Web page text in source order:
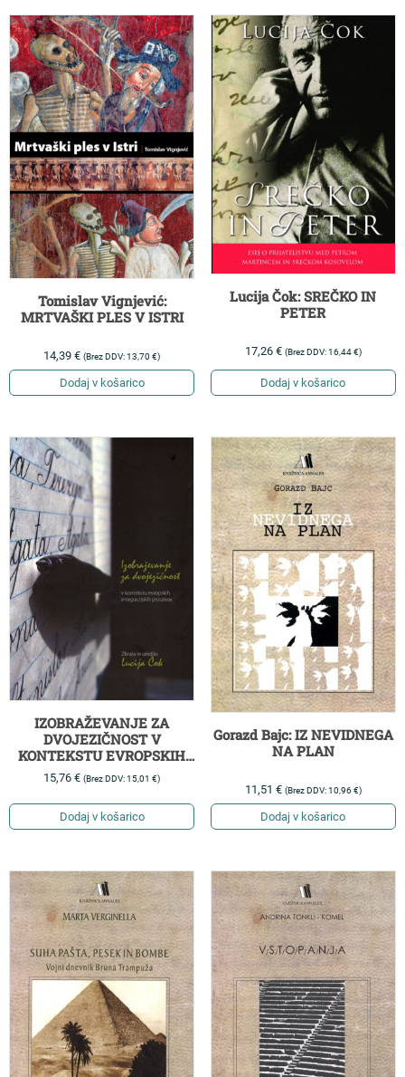
Tomislav Vignjević:
MRTVAŠKI PLES V ISTRI
14,39€ (Brez DDV:13,70€)
Dodaj v košarico
Lucija Čok: SREČKO IN
PETER
17,26 € (Brez DDV:16,44€)
Dodaj v košarico
IZOBRAŽEVANJE ZA
DVOJEZIČNOST V
KONTEKSTU EVROPSKIH
INTEGRACIJSKIH
PROCESOV
15,76€ (Brez DDV:15,01€)
Dodaj v košarico
Gorazd Bajc: IZ NEVIDNEGA
NA PLAN
11,51 € (Brez DDV:10,96€)
Dodaj v košarico